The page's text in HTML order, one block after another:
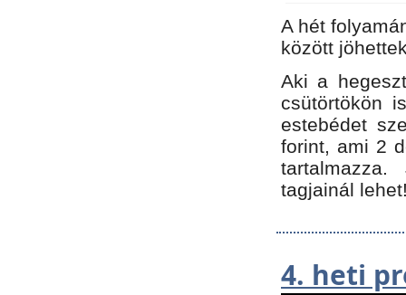
A hét
között
Aki a
csütörtökön
estebédet
forint, ami 2
tartalmazza.
tagjainál
4. heti